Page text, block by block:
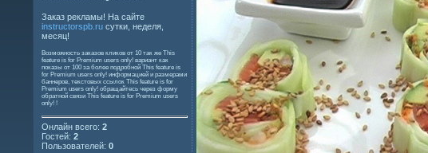
Заказ рекламы! На сайте
instructorspb.ru сутки, неделя,
месяц!
Возможность заказов кликов от 10 так же This
feature is for Premium users only! вариант как
показы от 100 за более подробной This feature is
for Premium users only! информацией и размерами
баннеров, текстовых ссылок This feature is for
Premium users only! обращайтесь через форму
обратной связи This feature is for Premium users
only! !
Онлайн всего: 2
Гостей: 2
Пользователей: 0